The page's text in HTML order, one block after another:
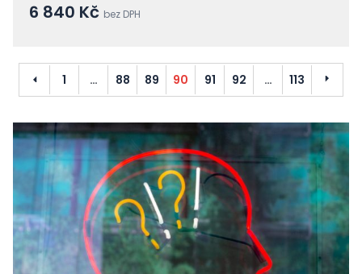
6 840 Kč bez DPH
Předchozí
1 … 88 89 90 91 92 … 113 Další